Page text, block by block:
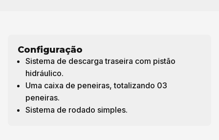
Configuração
Sistema de descarga traseira com pistão
hidráulico.
Uma caixa de peneiras, totalizando 03
peneiras.
Sistema de rodado simples.